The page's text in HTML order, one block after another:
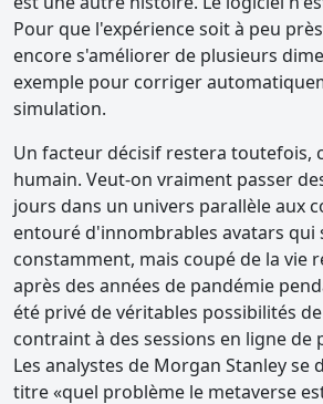
Pour que l'expérience soit à peu
encore s'améliorer de plusieurs
exemple pour corriger
simulation.
Un facteur décisif restera toutefois,
humain. Veut-on vraiment passer
jours dans un univers parallèle aux
entouré d'innombrables avatars qui
constamment, mais coupé de la vie
après des années de pandémie
été privé de véritables possibilités
contraint à des sessions en ligne de
Les analystes de Morgan Stanley se
titre «quel problème le metaverse